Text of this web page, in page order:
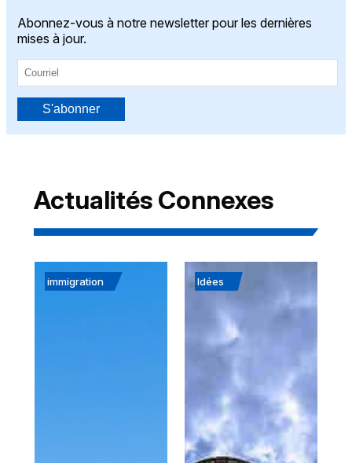
Abonnez-vous à notre newsletter pour les dernières
mises à jour.
S'abonner
Actualités Connexes
immigration Idées